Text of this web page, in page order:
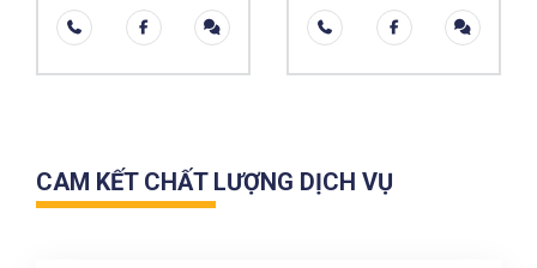
CAM KẾT CHẤT LƯỢNG DỊCH VỤ